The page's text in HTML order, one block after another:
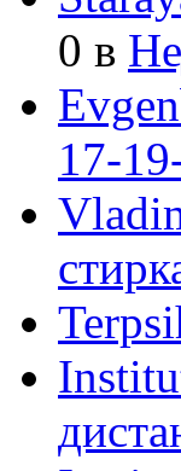
0 в
17-